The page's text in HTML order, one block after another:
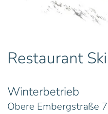
Restaurant
Winterbetrieb
Obere Embergstraße